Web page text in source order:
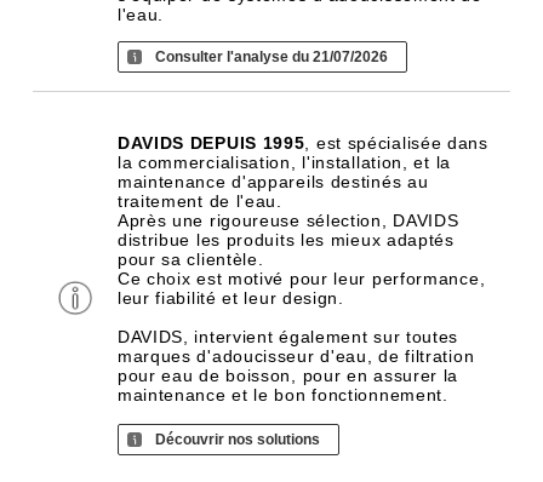
l'eau.
Consulter l'analyse du 21/07/2026
DAVIDS DEPUIS 1995 , est spécialisée dans
la commercialisation, l'installation, et la
maintenance d'appareils destinés au
traitement de l'eau.
Après une rigoureuse sélection, DAVIDS
distribue les produits les mieux adaptés
pour sa clientèle.
Ce choix est motivé pour leur performance,
leur fiabilité et leur design.
DAVIDS, intervient également sur toutes
marques d'adoucisseur d'eau, de filtration
pour eau de boisson, pour en assurer la
maintenance et le bon fonctionnement.
Découvrir nos solutions